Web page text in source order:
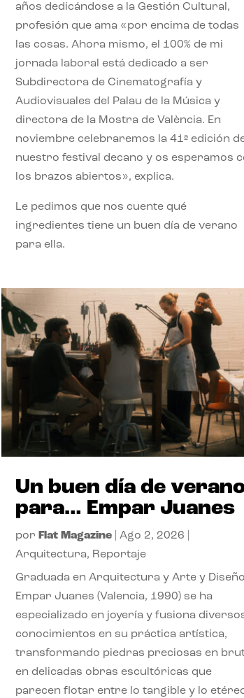
años dedicándose a la Gestión Cultural,
profesión que ama «por encima de todas
las cosas. Ahora mismo, el 100% de mi
jornada laboral está dedicado a ser
Subdirectora de Cinematografía y
Audiovisuales del Palau de la Música y
directora de la Mostra de València. En
noviembre celebraremos la 41ª edición
nuestro festival decano y os esperamos
los brazos abiertos», explica.
Le pedimos que nos cuente qué
ingredientes tiene un buen día de verano
para ella.
Un buen día de
para… Empar Juanes
por Flat Magazine| Ago 2, 2026
Arquitectura, Reportaje
Graduada en Arquitectura y Arte y
Empar Juanes (Valencia, 1990) se ha
especializado en joyería y fusiona
conocimientos en su práctica artística,
transformando piedras preciosas en
en delicadas obras escultóricas que
parecen flotar entre lo tangible y lo